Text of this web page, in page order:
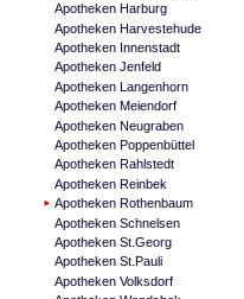
Apotheken Harburg
Apotheken Harvestehude
Apotheken Innenstadt
Apotheken Jenfeld
Apotheken Langenhorn
Apotheken Meiendorf
Apotheken Neugraben
Apotheken Poppenbüttel
Apotheken Rahlstedt
Apotheken Reinbek
Apotheken Rothenbaum
Apotheken Schnelsen
Apotheken St.Georg
Apotheken St.Pauli
Apotheken Volksdorf